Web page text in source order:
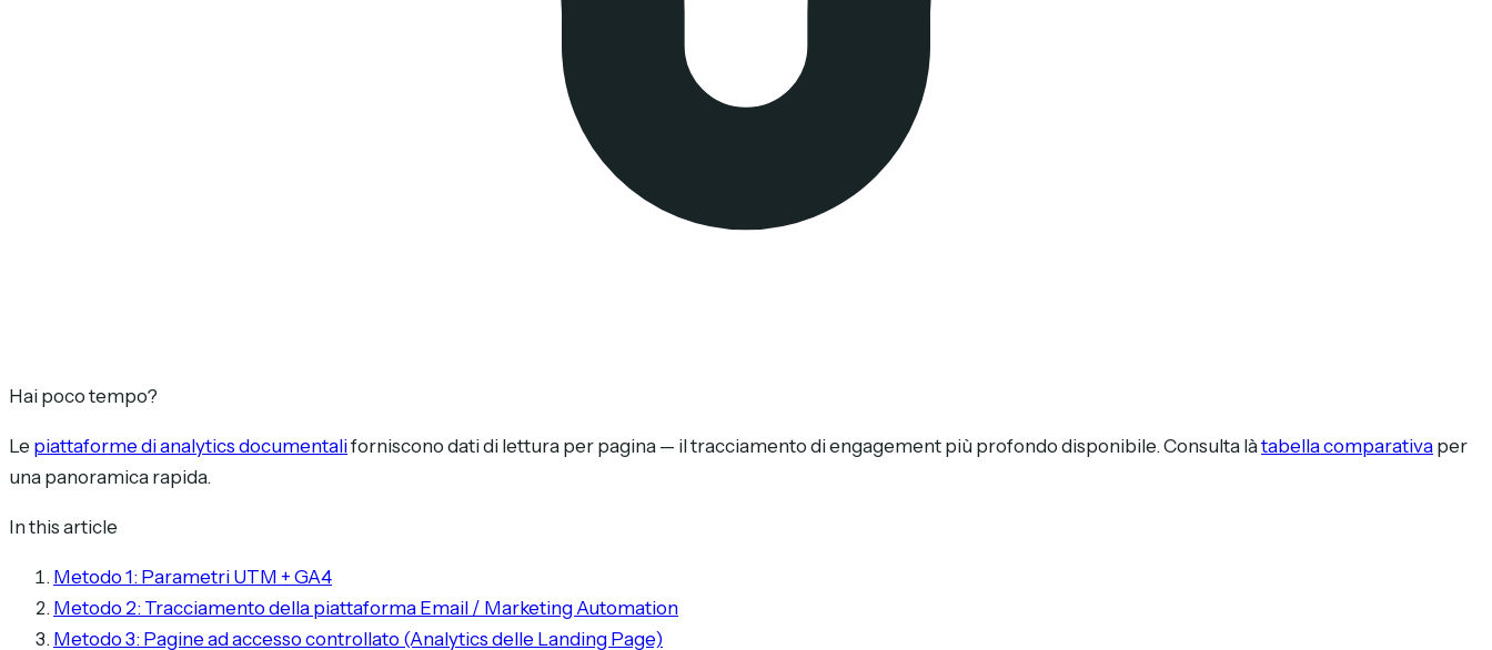
Hai poco tempo?
Le piattaforme di analytics documentaliforniscono dati di lettura per pagina — il tracciamento di engagement più profondo disponibile. Consulta làtabella comparativa per
una panoramica rapida.
In this article
Metodo 1: Parametri UTM + GA4
Metodo 2: Tracciamento della piattaforma Email / Marketing Automation
Metodo 3: Pagine ad accesso controllato (Analytics delle Landing Page)